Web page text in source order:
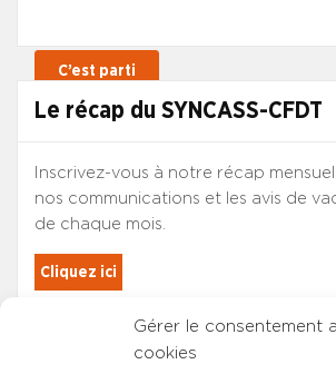
Gérer le consentement
cookies
Le récap du SYNCASS-CFDT
Inscrivez-vous à notre récap
nos communications et les avis de
de chaque mois.
Cliquez ici
Les adhérents du SYNCASS-CFDT
sont automatiquement inscrits.